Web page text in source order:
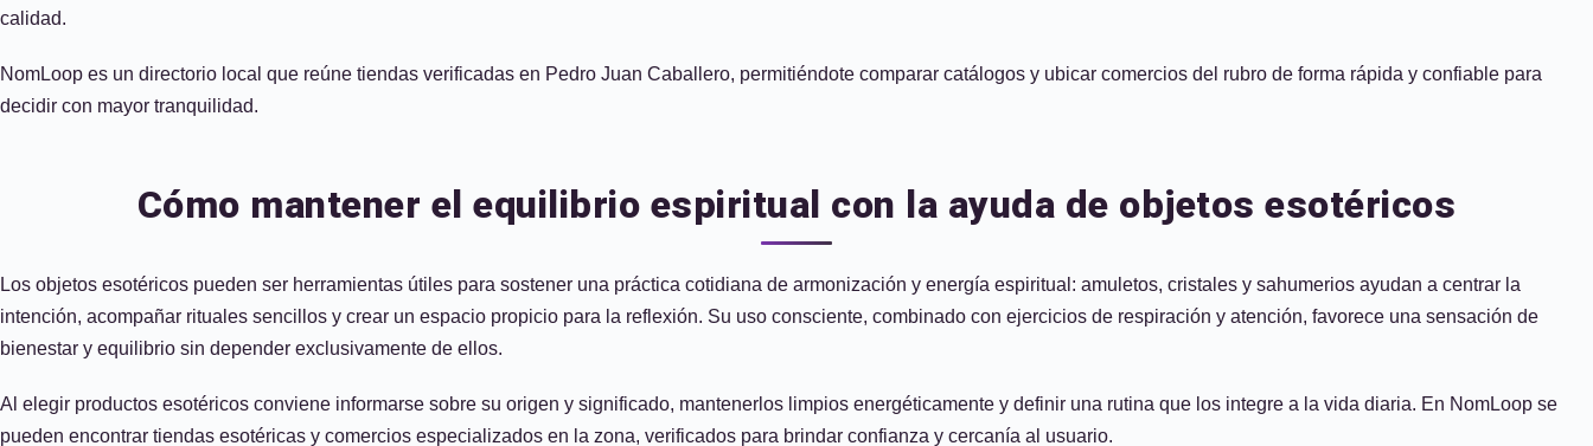
calidad.
NomLoop es un directorio local que reúne tiendas verificadas en Pedro Juan Caballero, permitiéndote comparar catálogos y ubicar comercios del rubro de forma rápida y confiable para
decidir con mayor tranquilidad.
Cómo mantener el equilibrio espiritual con la ayuda de objetos esotéricos
Los objetos esotéricos pueden ser herramientas útiles para sostener una práctica cotidiana de armonización y energía espiritual: amuletos, cristales y sahumerios ayudan a centrar la
intención, acompañar rituales sencillos y crear un espacio propicio para la reflexión. Su uso consciente, combinado con ejercicios de respiración y atención, favorece una sensación de
bienestar y equilibrio sin depender exclusivamente de ellos.
Al elegir productos esotéricos conviene informarse sobre su origen y significado, mantenerlos limpios energéticamente y definir una rutina que los integre a la vida diaria. En NomLoop se
pueden encontrar tiendas esotéricas y comercios especializados en la zona, verificados para brindar confianza y cercanía al usuario.